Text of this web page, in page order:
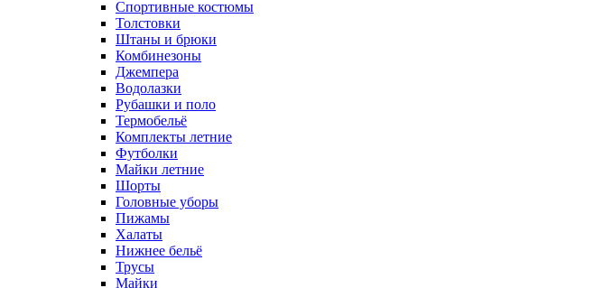
Спортивные костюмы
Толстовки
Штаны и брюки
Комбинезоны
Джемпера
Водолазки
Рубашки и поло
Термобельё
Комплекты летние
Футболки
Майки летние
Шорты
Головные уборы
Пижамы
Халаты
Нижнее бельё
Трусы
Майки